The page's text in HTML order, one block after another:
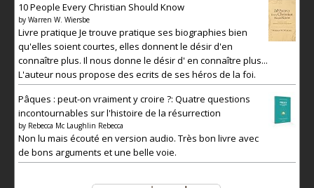
10 People Every Christian Should Know
by Warren W. Wiersbe
Livre pratique Je trouve pratique ses biographies bien
qu'elles soient courtes, elles donnent le désir d'en
connaître plus. Il nous donne le désir d' en connaître plus...
L'auteur nous propose des ecrits de ses héros de la foi.
Pâques : peut-on vraiment y croire ?: Quatre questions
incontournables sur l'histoire de la résurrection
by Rebecca Mc Laughlin Rebecca
Non lu mais écouté en version audio. Très bon livre avec
de bons arguments et une belle voie.